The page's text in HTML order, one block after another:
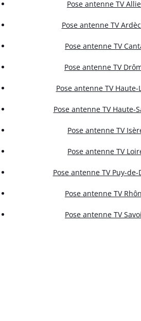
Pose antenne TV
Pose antenne TV
Pose antenne TV
Pose antenne TV
Pose antenne TV Haute-
Pose antenne TV Haute-
Pose antenne TV
Pose antenne TV
Pose antenne TV Puy-de-
Pose antenne TV
Pose antenne TV